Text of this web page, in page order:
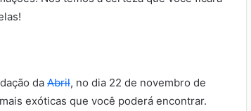
da Abril, no dia 22 de novembro de
exóticas que você poderá encontrar.